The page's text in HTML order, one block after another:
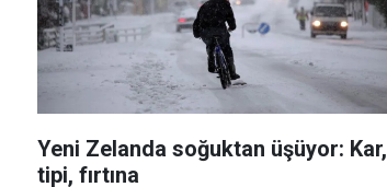
Yeni Zelanda soğuktan üşüyor: Kar,
tipi, fırtına